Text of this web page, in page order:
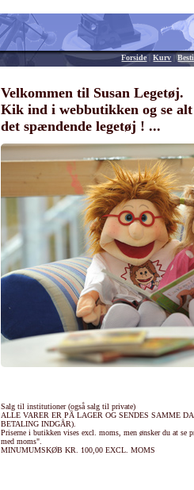
Forside|Kurv |
Velkommen til Susan Legetøj.
Kik ind i webbutikken og se alt
det spændende legetøj ! ...
Salg til institutioner (også salg til private)
ALLE VARER ER PÅ LAGER OG SENDES SAMME
BETALING INDGÅR).
Priserne i butikken vises excl. moms, men ønsker du at
med moms".
MINUMUMSKØB KR. 100,00 EXCL. MOMS